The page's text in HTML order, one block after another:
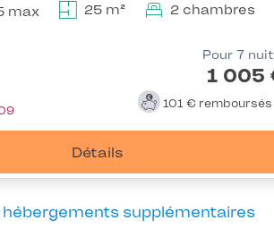
max 25 m² 2 chambres
Pour 7
1 005
101 € remboursés
Détails
supplémentaires